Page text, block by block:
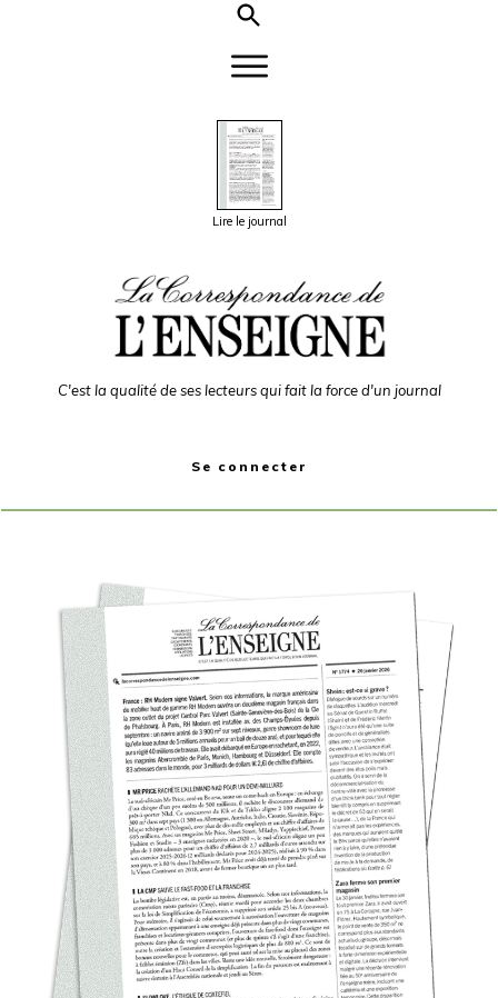
Lire le journal
C'est la qualité de ses lecteurs qui fait la force d'un journal
Se connecter